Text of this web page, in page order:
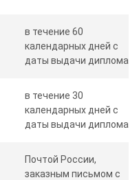
в течение 60
календарных дней с
даты выдачи диплома
в течение 30
календарных дней с
даты выдачи диплома
Почтой России,
заказным письмом с